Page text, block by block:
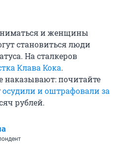
и женщины
становиться люди
На сталкеров
Клава Кока.
наказывают: почитайте
осудили и оштрафовали за
рублей.